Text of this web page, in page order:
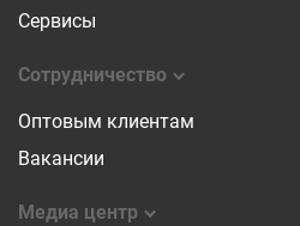
Сервисы
Сотрудничество
Оптовым клиентам
Вакансии
Медиа центр